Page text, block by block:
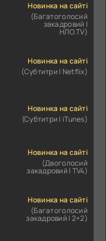
Новинка на сайті
(Багатоголосий
закадровий |
НЛО.TV)
Новинка на сайті
(Субтитри | Netflix)
Новинка на сайті
(Субтитри | iTunes)
Новинка на сайті
(Двоголосий
закадровий | TV4)
Новинка на сайті
(Багатоголосий
закадровий | 2+2)